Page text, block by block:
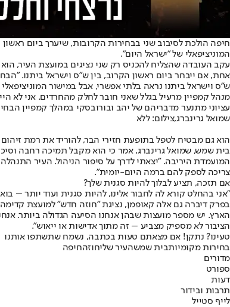
חיפה הולכת לסיבוב שני בבחירות הקרובות, שיערך ביום
המוניציפאלי של "ישראל היום".
עקב העובדה שהצליח להכניס רק שני נציגים במועצת העיר,
אחת, אם ייבחר ביום ראשון הקרוב, בין ש"ס וישראל ביתנו.
ש"ס וישראל ביתנו נראה בלתי אפשרי, אבל במישור
מנהל קמפיין מרעיל בגלל שאני חובר לחלק מהחרדים. אני לא
עציוני מתנער מדבריהם של יהב ובורובסקי במהלך קמפיין
שמואל גרינברג,צילום: ללא
הוא גם מבטיח לטפל בתופעת חזירי הבר, להוריד את רמת
בית שמש, שמואל גרינברג, אמר כי הוא מקבל תמיכה רחבה
צריכה לספק להם ברמה היום-יומית".
אם תזכה, תציע לבלוך להיות סגנית שלך?
"אני בהחלט קורא לה לחבור אלינו, להיות סגנית ועוד יותר –
הארץ. יש מספר מועצות שבהן אנחנו הסיעה הגדולה ביותר.
הציבור לא מספיק מצביע – זה מתוך אדישות או ייאוש".
טעינו? נתקן! אם מצאתם טעות בכתבה, נשמח שתשתפו אותנו
בחירות מקומיותבית שמשהעיר שליחוזהחיפה
מדורים
ספורט
דעות
תרבות ובידור
לייף סטייל